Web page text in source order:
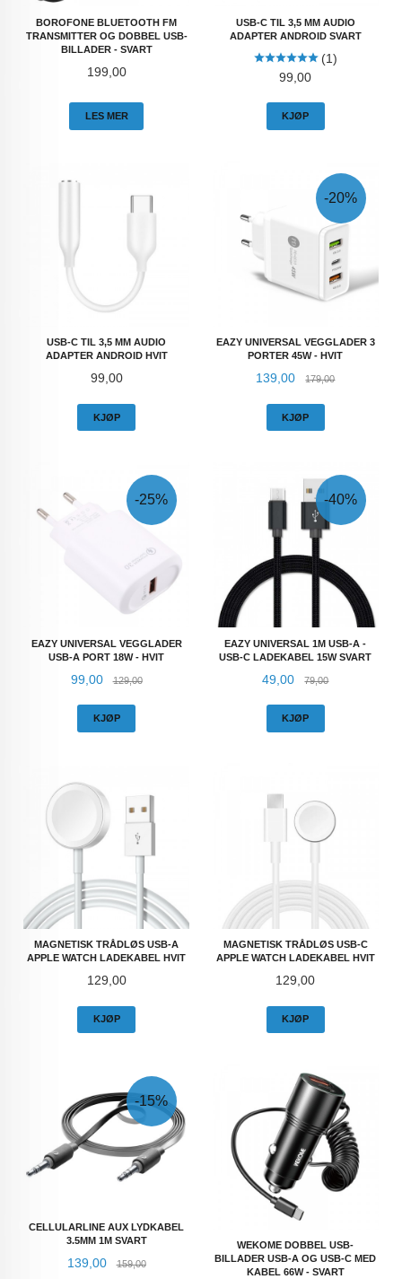
BOROFONE BLUETOOTH FM
TRANSMITTER OG DOBBEL USB-
BILLADER - SVART
Pris
199,00
LES MER
USB-C TIL 3,5 MM AUDIO
ADAPTER ANDROID SVART
(1)
Pris
99,00
KJØP
USB-C TIL 3,5 MM AUDIO
ADAPTER ANDROID HVIT
Pris
99,00
KJØP
EAZY UNIVERSAL VEGGLADER 3
PORTER 45W - HVIT
Tilbud
139,00 179,00Rabatt
-20%
KJØP
EAZY UNIVERSAL VEGGLADER
USB-A PORT 18W - HVIT
Tilbud
99,00 129,00Rabatt
-25%
KJØP
EAZY UNIVERSAL 1M USB-A -
USB-C LADEKABEL 15W SVART
Tilbud
49,00 79,00Rabatt
-40%
KJØP
MAGNETISK TRÅDLØS USB-A
APPLE WATCH LADEKABEL HVIT
Pris
129,00
KJØP
MAGNETISK TRÅDLØS USB-C
APPLE WATCH LADEKABEL HVIT
Pris
129,00
KJØP
CELLULARLINE AUX LYDKABEL
3.5MM 1M SVART
Tilbud
139,00 159,00Rabatt
-15%
WEKOME DOBBEL USB-
BILLADER USB-A OG USB-C MED
KABEL 66W - SVART